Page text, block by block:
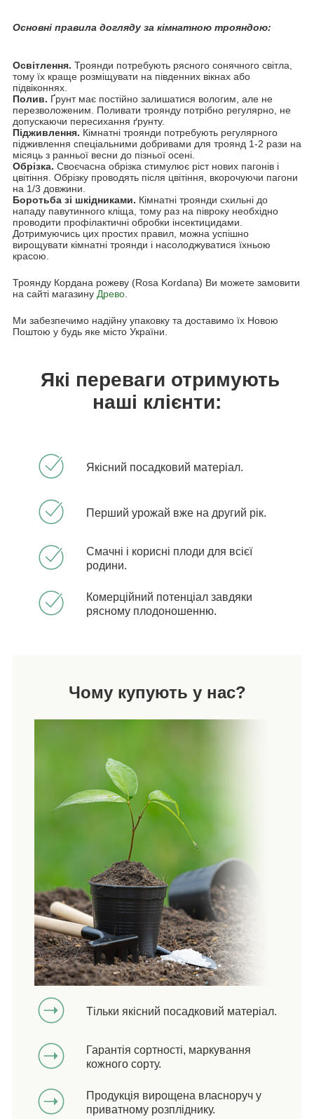
Основні правила догляду за кімнатною трояндою:
Освітлення. Троянди потребують рясного сонячного світла,
тому їх краще розміщувати на південних вікнах або
підвіконнях.
Полив. Ґрунт має постійно залишатися вологим, але не
перезволоженим. Поливати троянду потрібно регулярно, не
допускаючи пересихання ґрунту.
Підживлення. Кімнатні троянди потребують регулярного
підживлення спеціальними добривами для троянд 1-2 рази на
місяць з ранньої весни до пізньої осені.
Обрізка. Своєчасна обрізка стимулює ріст нових пагонів і
цвітіння. Обрізку проводять після цвітіння, вкорочуючи пагони
на 1/3 довжини.
Боротьба зі шкідниками. Кімнатні троянди схильні до
нападу павутинного кліща, тому раз на півроку необхідно
проводити профілактичні обробки інсектицидами.
Дотримуючись цих простих правил, можна успішно
вирощувати кімнатні троянди і насолоджуватися їхньою
красою.
Троянду Кордана рожеву (Rosa Kordana) Ви можете замовити
на сайті магазину Древо
Ми забезпечимо надійну упаковку та доставимо їх Новою
Поштою у будь яке місто України.
Які переваги отримують
наші клієнти:
Якісний посадковий матеріал.
Перший урожай вже на другий рік.
Смачні і корисні плоди для всієї
родини.
Комерційний потенціал завдяки
рясному плодоношенню.
Чому купують у нас?
Тільки якісний посадковий матеріал.
Гарантія сортності, маркування
кожного сорту.
Продукція вирощена власноруч у
приватному розпліднику.